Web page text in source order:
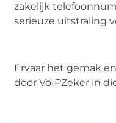
zakelijk
serieuze uitstraling
Ervaar het gemak
doorVoIPZeker in